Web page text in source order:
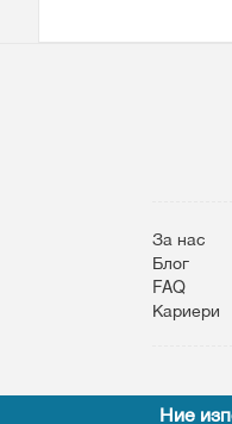
За нас
Блог
FAQ
Кариери
Ние